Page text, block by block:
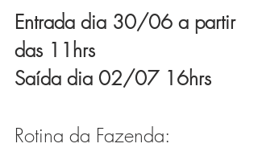
Entrada dia 30/06 a partir
das 11hrs
Saída dia 02/07 16hrs
Rotina da Fazenda: